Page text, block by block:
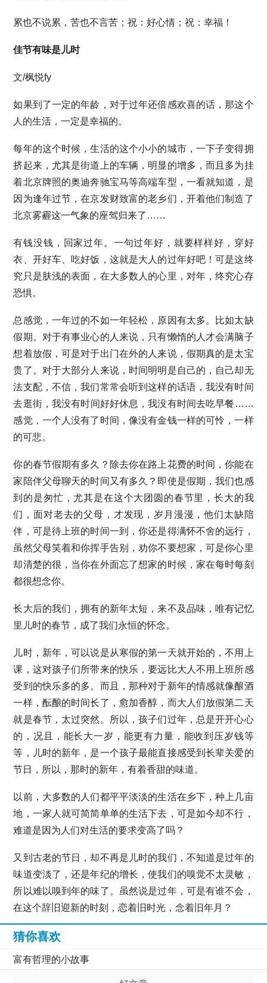
累也不说累，苦也不言苦；祝：好心情；祝：幸福！
佳节有味是儿时
文/枫悦fy
如果到了一定的年龄，对于过年还倍感欢喜的话，那这个
人的生活，一定是幸福的。
每年的这个时候，生活的这个小小的城市，一下子变得拥
挤起来，尤其是街道上的车辆，明显的增多，而且多为挂
着北京牌照的奥迪奔驰宝马等高端车型，一看就知道，是
因为逢年过节，在京发财致富的老乡们，开着他们制造了
北京雾霾这一气象的座驾归来了……
有钱没钱，回家过年。一句过年好，就要样样好，穿好
衣、开好车、吃好饭，这就是大人的过年好吧！可是这终
究只是肤浅的表面，在大多数人的心里，对年，终究心存
恐惧。
总感觉，一年过的不如一年轻松，原因有太多。比如太缺
假期。对于有事业心的人来说，只有懒惰的人才会满脑子
想着放假，可是对于出门在外的人来说，假期真的是太宝
贵了。对于大部分人来说，时间明明是自己的，自己却无
法支配，不信，我们常常会听到这样的话语，我没有时间
去逛街，我没有时间好好休息，我没有时间去吃早餐……
感觉，一个人没有了时间，像没有金钱一样的可怜，一样
的可悲。
你的春节假期有多久？除去你在路上花费的时间，你能在
家陪伴父母聊天的时间又有多久？即使是假期，我们也感
到的是匆忙，尤其是在这个大团圆的春节里，长大的我
们，面对老去的父母，才发现，岁月漫漫，他们太缺陪
伴，可是待上班的时间一到，你还是得满怀不舍的远行，
虽然父母笑着和你挥手告别，劝你不要想家，可是你心里
却清楚的很，当你在外面忘了想家的时候，家在每时每刻
都很想念你。
长大后的我们，拥有的新年太短，来不及品味，唯有记忆
里儿时的春节，成了我们永恒的怀念。
儿时，新年，可以说是从寒假的第一天就开始的，不用上
课，这对孩子们所带来的快乐，要远比大人不用上班所感
受到的快乐多的多。而且，那种对于新年的情感就像酿酒
一样，酝酿的时间长了，愈加香醇，而大人们放假第二天
就是春节，太过突然。所以，孩子们过年，总是开开心心
的，况且，能长大一岁，能更有力量，能收到压岁钱等
等，儿时的新年，是一个孩子最能直接感受到长辈关爱的
节日，所以，那时的新年，有着香甜的味道。
以前，大多数的人们都平平淡淡的生活在乡下，种上几亩
地，一家人就可简简单单的生活下去，可是如今却不行，
难道是因为人们对生活的要求变高了吗？
又到古老的节日，却不再是儿时的我们，不知道是过年的
味道变淡了，还是年纪的增长，使我们的嗅觉不太灵敏，
所以难以嗅到年的味了。虽然说是过年，可是有谁不会，
在这个辞旧迎新的时刻，恋着旧时光，念着旧年月？
猜你喜欢
富有哲理的小故事